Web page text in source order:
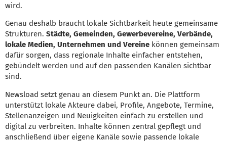
wird.
Genau deshalb braucht lokale Sichtbarkeit heute gemeinsame
Strukturen. Städte, Gemeinden, Gewerbevereine, Verbände,
lokale Medien, Unternehmen und Vereine können gemeinsam
dafür sorgen, dass regionale Inhalte einfacher entstehen,
gebündelt werden und auf den passenden Kanälen sichtbar
sind.
Newsload setzt genau an diesem Punkt an. Die Plattform
unterstützt lokale Akteure dabei, Profile, Angebote, Termine,
Stellenanzeigen und Neuigkeiten einfach zu erstellen und
digital zu verbreiten. Inhalte können zentral gepflegt und
anschließend über eigene Kanäle sowie passende lokale